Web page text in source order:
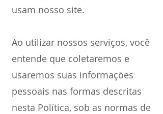
usam nosso site.
Ao utilizar nossos serviços, você
entende que coletaremos e
usaremos suas informações
pessoais nas formas descritas
nesta Política, sob as normas de